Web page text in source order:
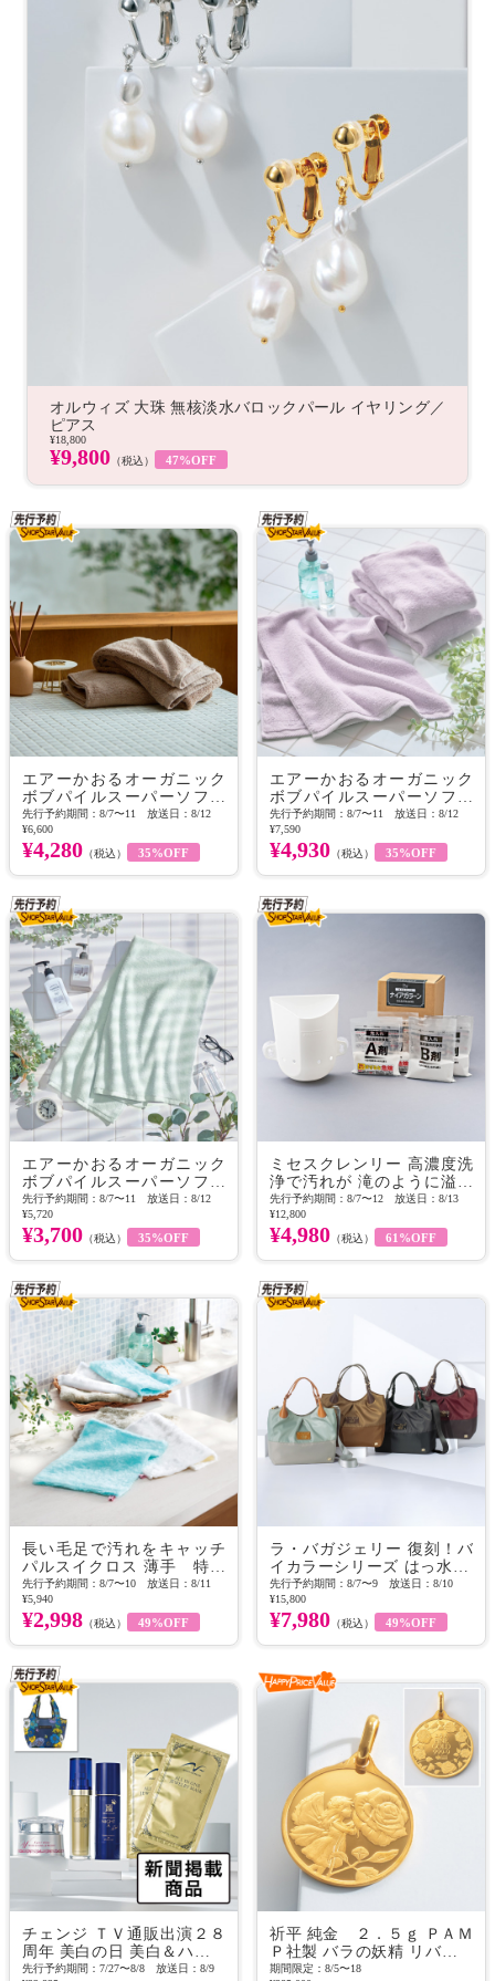
オルウィズ 大珠 無核淡水バロックパール イヤリング／
ピアス
¥18,800
¥9,800 （税込） 47%OFF
エアーかおるオーガニック
ボブパイルスーパーソフト
エニータイムサイズ 同色２
枚組
先行予約期間：8/7〜11 放送日：8/12
¥6,600
¥4,280 （税込） 35%OFF
エアーかおるオーガニック
ボブパイルスーパーソフト
フェイスタオル 同色３枚組
先行予約期間：8/7〜11 放送日：8/12
¥7,590
¥4,930 （税込） 35%OFF
エアーかおるオーガニック
ボブパイルスーパーソフト
バスタオル
先行予約期間：8/7〜11 放送日：8/12
¥5,720
¥3,700 （税込） 35%OFF
ミセスクレンリー 高濃度洗
浄で汚れが 滝のように溢れ
出す！ 風呂釜洗浄剤 ナイア
ガラ〜ン
先行予約期間：8/7〜12 放送日：8/13
¥12,800
¥4,980 （税込） 61%OFF
長い毛足で汚れをキャッチ
パルスイクロス 薄手 特別
６枚セット
先行予約期間：8/7〜10 放送日：8/11
¥5,940
¥2,998 （税込） 49%OFF
ラ・バガジェリー 復刻！バ
イカラーシリーズ はっ水 シ
ープレザーハンドル ヴィン
テージロゴ ２ウェイトート
バッグ
先行予約期間：8/7〜9 放送日：8/10
¥15,800
¥7,980 （税込） 49%OFF
チェンジ ＴＶ通販出演２８
周年 美白の日 美白＆ハリ美
容液＆ オールインワン 豪華
先行予約期間：7/27〜8/8 放送日：8/9
祈平 純金 ２．５ｇ ＰＡＭ
Ｐ社製 バラの妖精 リバーシ
ブルコイン ペンダントトッ
期間限定：8/5〜18